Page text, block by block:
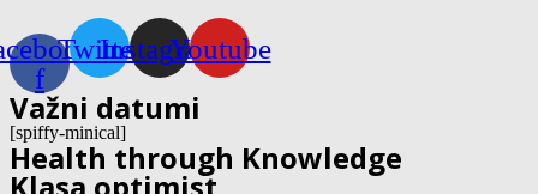
f
TwitterInstagramYoutube
Važni datumi
[spiffy-minical]
Health through Knowledge
Klasa optimist